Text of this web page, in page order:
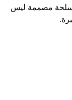
مصممة ليس